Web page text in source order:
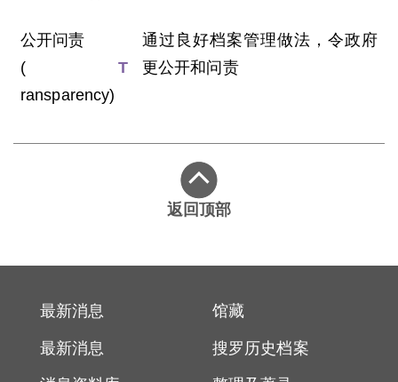
公开问责
( T
ransparency)
通过良好档案管理做法，令政府
更公开和问责
返回顶部
最新消息
最新消息
馆藏
搜罗历史档案